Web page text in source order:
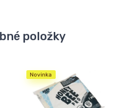
položky
Novinka